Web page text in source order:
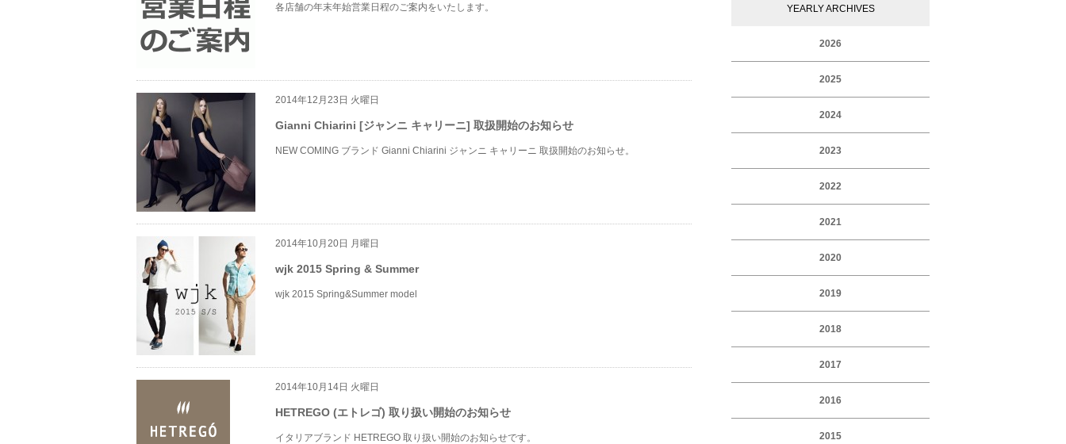
各店舗の年末年始営業日程のご案内をいたします。
2014年12月23日 火曜日
Gianni Chiarini [ジャンニ キャリーニ] 取扱開始のお知らせ
NEW COMING ブランド Gianni Chiarini ジャンニ キャリーニ 取扱開始のお知らせ。
2014年10月20日 月曜日
wjk 2015 Spring & Summer
wjk 2015 Spring&Summer model
2014年10月14日 火曜日
HETREGO (エトレゴ) 取り扱い開始のお知らせ
イタリアブランド HETREGO 取り扱い開始のお知らせです。
YEARLY ARCHIVES
2026
2025
2024
2023
2022
2021
2020
2019
2018
2017
2016
2015